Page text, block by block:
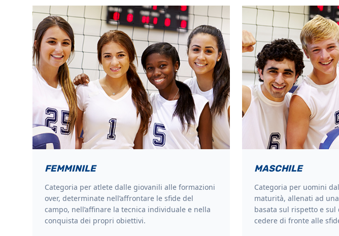
FEMMINILE
Categoria per atlete dalle giovanili alle formazioni
over, determinate nell’affrontare le sfide del
campo, nell’affinare la tecnica individuale e nella
conquista dei propri obiettivi.
MASCHILE
Categoria per uomini
maturità, allenati ad
basata sul rispetto e sul
cedere di fronte alle